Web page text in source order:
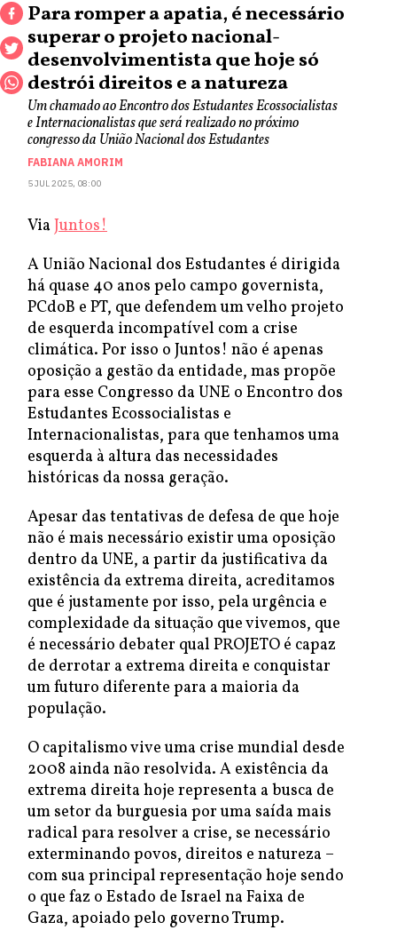
Para romper a apatia, é necessário
superar o projeto nacional-
desenvolvimentista que hoje só
destrói direitos e a natureza
Um chamado ao Encontro dos Estudantes Ecossocialistas
e Internacionalistas que será realizado no próximo
congresso da União Nacional dos Estudantes
FABIANA AMORIM
5 JUL 2025, 08:00
Via Juntos!
A União Nacional dos Estudantes é dirigida
há quase 40 anos pelo campo governista,
PCdoB e PT, que defendem um velho projeto
de esquerda incompatível com a crise
climática. Por isso o Juntos! não é apenas
oposição a gestão da entidade, mas propõe
para esse Congresso da UNE o Encontro dos
Estudantes Ecossocialistas e
Internacionalistas, para que tenhamos uma
esquerda à altura das necessidades
históricas da nossa geração.
Apesar das tentativas de defesa de que hoje
não é mais necessário existir uma oposição
dentro da UNE, a partir da justificativa da
existência da extrema direita, acreditamos
que é justamente por isso, pela urgência e
complexidade da situação que vivemos, que
é necessário debater qual PROJETO é capaz
de derrotar a extrema direita e conquistar
um futuro diferente para a maioria da
população.
O capitalismo vive uma crise mundial desde
2008 ainda não resolvida. A existência da
extrema direita hoje representa a busca de
um setor da burguesia por uma saída mais
radical para resolver a crise, se necessário
exterminando povos, direitos e natureza –
com sua principal representação hoje sendo
o que faz o Estado de Israel na Faixa de
Gaza, apoiado pelo governo Trump.